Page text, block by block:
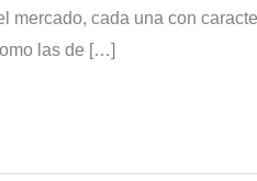
cada una con
las de […]